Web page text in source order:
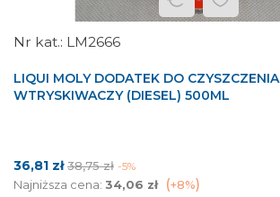
LM2666
LIQUI MOLY DODATEK DO CZYSZCZENIA
WTRYSKIWACZY (DIESEL) 500ML
Cena
36,81 zł Cena
podstawowa
38,75 zł -5%
Najniższa cena: 34,06 zł +8%